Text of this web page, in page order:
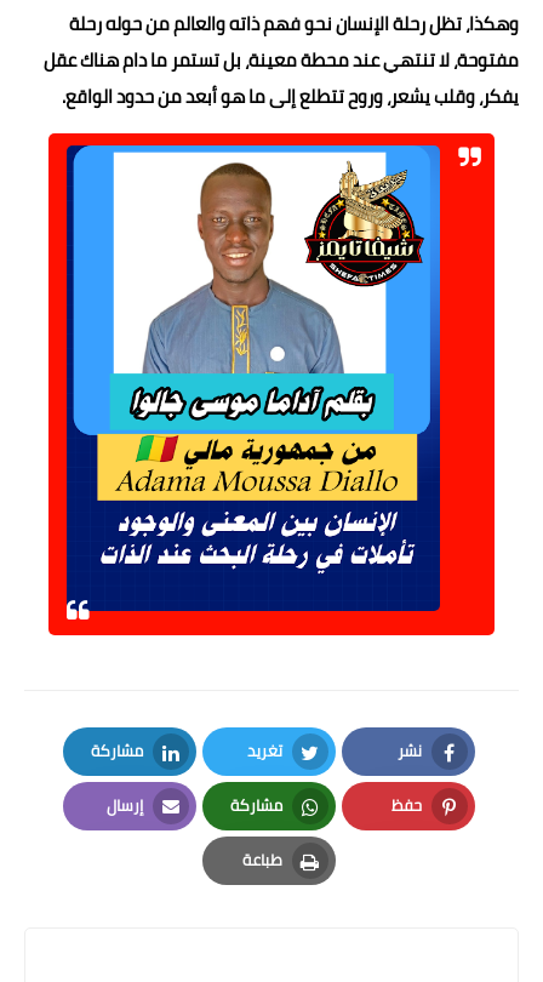
وهكذا، تظل رحلة الإنسان نحو فهم ذاته والعالم من حوله رحلة
مفتوحة، لا تنتهي عند محطة معينة، بل تستمر ما دام هناك عقل
يفكر، وقلب يشعر، وروح تتطلع إلى ما هو أبعد من حدود الواقع.
نشر
Facebook
تغريد
Twitter
مشاركة
LinkedIn
حفظ
Pinterest
مشاركة
Whatsapp
إرسال
Email
طباعة
Print